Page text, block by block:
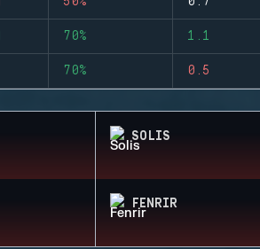
70% 1.1
70% 0.5
SOLIS
FENRIR